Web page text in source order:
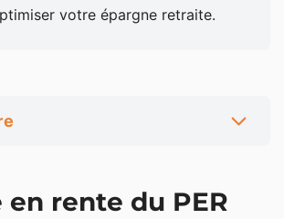
votre épargne retraite.
en rente du PER